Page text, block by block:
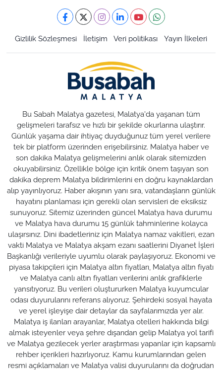
Gizlilik Sözleşmesi İletişim Veri politikası Yayın İlkeleri
Bu Sabah Malatya gazetesi, Malatya'da yaşanan tüm
gelişmeleri tarafsız ve hızlı bir şekilde okurlarına ulaştırır.
Günlük yaşama dair ihtiyaç duyduğunuz tüm yerel verilere
tek bir platform üzerinden erişebilirsiniz. Malatya haber ve
son dakika Malatya gelişmelerini anlık olarak sitemizden
okuyabilirsiniz. Özellikle bölge için kritik önem taşıyan son
dakika deprem Malatya bildirimlerini en doğru kaynaklardan
alıp yayınlıyoruz. Haber akışının yanı sıra, vatandaşların günlük
hayatını planlaması için gerekli olan servisleri de eksiksiz
sunuyoruz. Sitemiz üzerinden güncel Malatya hava durumu
ve Malatya hava durumu 15 günlük tahminlerine kolayca
ulaşırsınız. Dini ibadetleriniz için Malatya namaz vakitleri, ezan
vakti Malatya ve Malatya akşam ezanı saatlerini Diyanet İşleri
Başkanlığı verileriyle uyumlu olarak paylaşıyoruz. Ekonomi ve
piyasa takipçileri için Malatya altın fiyatları, Malatya altın fiyatı
ve Malatya canlı altın fiyatları verilerini anlık grafiklerle
yansıtıyoruz. Bu verileri oluştururken Malatya kuyumcular
odası duyurularını referans alıyoruz. Şehirdeki sosyal hayata
ve yerel işleyişe dair detaylar da sayfalarımızda yer alır.
Malatya iş ilanları arayanlar, Malatya otelleri hakkında bilgi
almak isteyenler veya şehre dışarıdan gelip Malatya yol tarifi
ve Malatya gezilecek yerler araştırması yapanlar için kapsamlı
rehber içerikleri hazırlıyoruz. Kamu kurumlarından gelen
resmi açıklamaları ve Malatya valisi duyurularını da doğrudan